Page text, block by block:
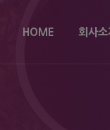
HOME 회사소